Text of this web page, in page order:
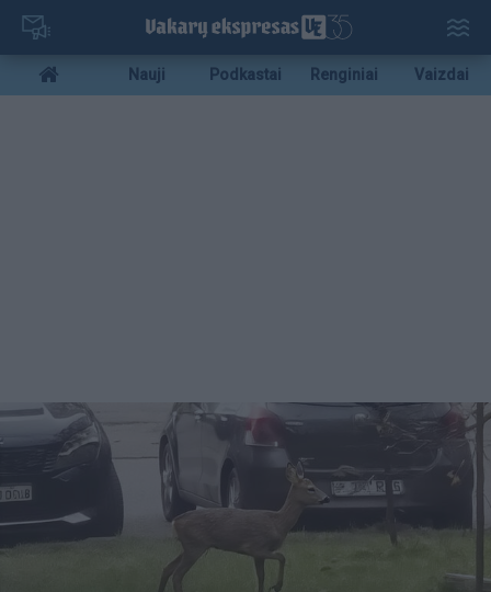
Pereiti
pagrindinį
turinį
Mobile
menu
Nauji Podkastai Renginiai Vaizdai